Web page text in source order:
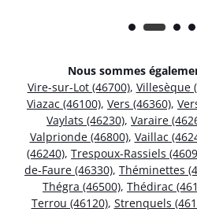
Nous sommes
Vire-sur-Lot (46700), Villesèque
Viazac (46100), Vers (46360),
Vaylats (46230), Varaire
Valprionde (46800), Vaillac
(46240), Trespoux-Rassiels
de-Faure (46330), Théminettes
Thégra (46500), Thédirac
Terrou (46120), Strenquels